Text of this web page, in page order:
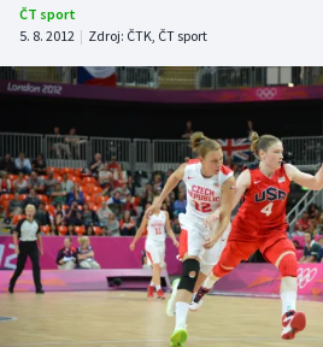
Atletika
Cyklistika
DALŠÍ SPORTY
Americký fotbal
Baseball a softbal
Basketbal
NEPŘEHLÉDNĚTE
Soutěže
Historické návraty
ČT sport
5. 8. 2012 | Zdroj: ČTK, ČT sport